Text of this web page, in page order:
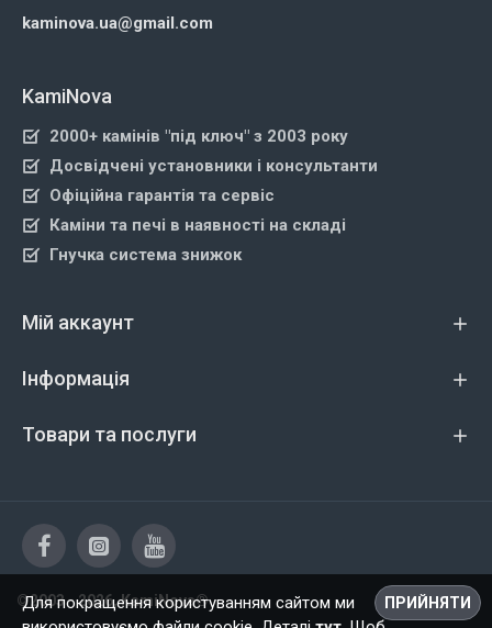
kaminova.ua@gmail.com
KamiNova
2000+ камінів "під ключ" з 2003 року
Досвідчені установники і консультанти
Офіційна гарантія та сервіс
Каміни та печі в наявності на складі
Гнучка система знижок
Мій аккаунт
Інформація
Товари та послуги
©2003 - 2026, KamiNova® ПРИЙНЯТИ
Для покращення користуванням сайтом ми